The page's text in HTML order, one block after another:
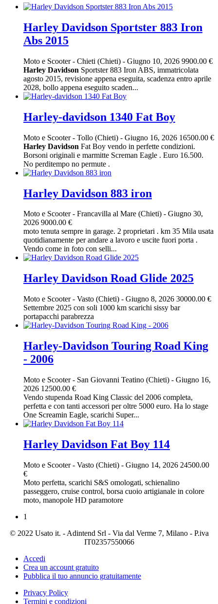
Harley Davidson Sportster 883 Iron
Abs 2015
Moto e Scooter- Chieti (Chieti) - Giugno 10, 2026 9900.00 €
Harley Davidson Sportster 883 Iron ABS, immatricolata
agosto 2015, revisione appena eseguita, scadenza entro aprile
2028, bollo appena eseguito scaden...
Harley-davidson 1340 Fat Boy
Moto e Scooter- Tollo (Chieti) - Giugno 16, 2026 16500.00 €
Harley Davidson Fat Boy vendo in perfette condizioni.
Borsoni originali e marmitte Screman Eagle . Euro 16.500.
No perditempo no permute .
Harley Davidson 883 iron
Moto e Scooter- Francavilla al Mare (Chieti) - Giugno 30,
2026 9000.00 €
moto tenuta sempre in garage. 2 proprietari . km 35 Mila usata
quotidianamente per andare a lavoro e uscite fuori porta .
Vendo come in foto con selli...
Harley Davidson Road Glide 2025
Moto e Scooter- Vasto (Chieti) - Giugno 8, 2026 30000.00 €
Settembre 2025 con soli 1000 km scarichi sissy bar
portapacchi parabrezza
Harley-Davidson Touring Road King
- 2006
Moto e Scooter- San Giovanni Teatino (Chieti) - Giugno 16,
2026 12500.00 €
Vendo stupenda Road King Classic del 2006 completa,
perfetta e con tanti accessori per oltre 5000 euro. Ha lo stage
One Screamin Eagle, scarichi Super...
Harley Davidson Fat Boy 114
Moto e Scooter- Vasto (Chieti) - Giugno 14, 2026 24500.00
€
Moto perfetta, scarichi S&S omologati, schienalino
passeggero, cruise control, borsa cuoio artigianale in colore
moto, manopole HD paramotore
1
© 2022 Usato it. - Adintend Srl - Via dal Verme 7, Milano - P.iva
IT02357550066
Accedi
Crea un account gratuito
Pubblica il tuo annuncio gratuitamente
Privacy Policy
Termini e condizioni